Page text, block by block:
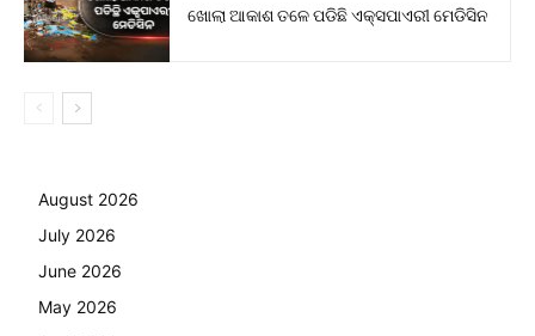
ଖୋଲା ଆକାଶ ତଳେ ପଡିଛି ଏକ୍ସପାଏରୀ ମେଡିସିନ
August 2026
July 2026
June 2026
May 2026